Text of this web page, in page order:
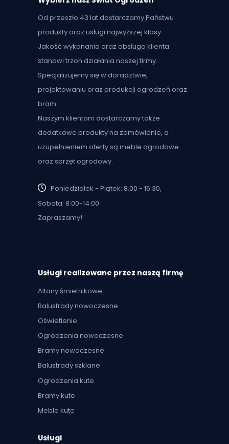
Od przeszło 43 lat dostarczamy Państwu
produkty oraz usługi najwyższej klasy
Jakość wykonania oraz obsługa klienta
stanowi trzon działania naszej firmy.
Specjalizujemy się w doradztwie,
projektowaniu oraz produkcji ogrodzeń oraz
bram.
Naszym klientom dostarczamy także
dodatkowe produkty na zamówienie, a
uzupełnieniem oferty są meble ogrodowe
oraz sprzęt ogrodowy.
Poniedziałek - Piątek: 8.00 - 16:30,
Sobota: 8.00-14.00
Zapraszamy!
Usługi realizowane przez naszą firmę
Altany śmietnikowe
Balustrady nowoczesne
Oświetlenie
Ogrodzenia nowoczesne
Bramy nowoczesne
Balustrady szklane
Ogrodzenia kute
Bramy kute
Meble kute
Usługi